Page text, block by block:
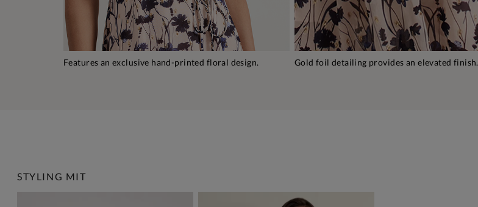
Features an exclusive hand-printed floral design. Gold foil detailing provides an elevated finish.
STYLING MIT